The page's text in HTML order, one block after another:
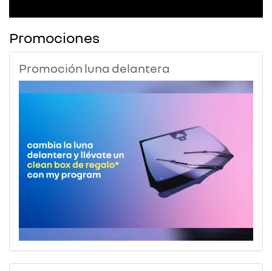
Promociones
Promoción luna delantera